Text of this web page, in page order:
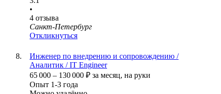
•
4 отзыва
Санкт-Петербург
Откликнуться
Инженер по внедрению и сопровождению /
Аналитик / IT Engineer
65 000 – 130 000 ₽ за месяц, на руки
Опыт 1-3 года